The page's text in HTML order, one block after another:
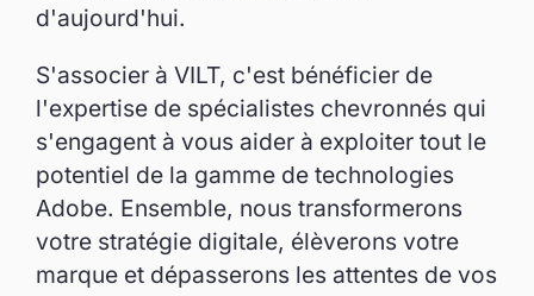
d'aujourd'hui.
S'associer à VILT, c'est bénéficier de
l'expertise de spécialistes chevronnés qui
s'engagent à vous aider à exploiter tout le
potentiel de la gamme de technologies
Adobe. Ensemble, nous transformerons
votre stratégie digitale, élèverons votre
marque et dépasserons les attentes de vos